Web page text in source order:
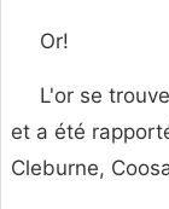
Or!
L'or se
et a été
Cleburne,